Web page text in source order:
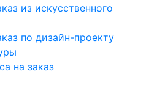
из искусственного
по дизайн-проекту
на заказ